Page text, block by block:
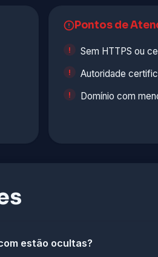
Pontos de
Sem HTTPS ou
Autoridade
Domínio com
estão ocultas?